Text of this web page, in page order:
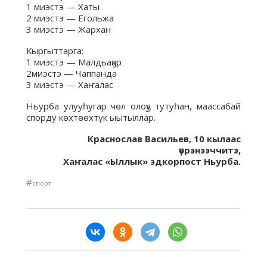
1 миэстэ — Хаты
2 миэстэ — Егольжа
3 миэстэ — Жархан
Кыргыттарга:
1 миэстэ — Малдьаҕар
2миэстэ — Чаппанда
3 миэстэ — Хаҥалас
Ньурба улууһугар чөл олоҕу тутуһан, маассабай
спорду көхтөөхтүк ыытыллар.
Краснослав Васильев, 10 кылаас
үөрэнээччитэ,
Хаҥалас «Ыллык» эдкорпост Ньурба.
#спорт